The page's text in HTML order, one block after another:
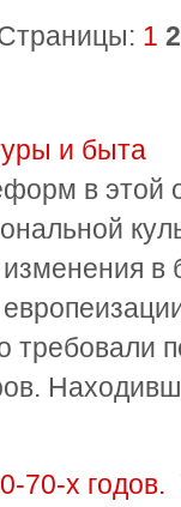
1 2
и быта
в этой
в
х годов.